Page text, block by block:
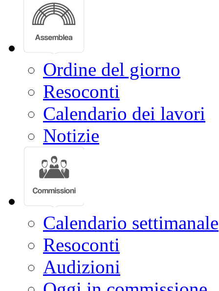
Ordine del giorno
Resoconti
Calendario dei lavori
Notizie
Calendario settimanale
Resoconti
Audizioni